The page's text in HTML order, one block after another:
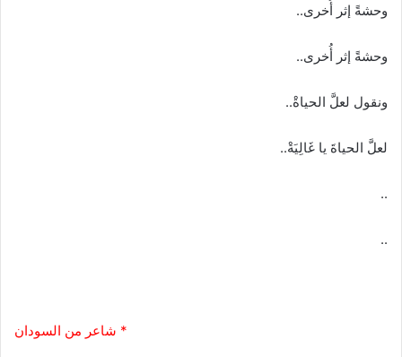
وحشةً إثر أُخرى..
وحشةً إثر أُخرى..
ونقول لعلَّ الحياةْ..
لعلَّ الحياةَ يا غَالِيَةْ..
..
..
* شاعر من السودان